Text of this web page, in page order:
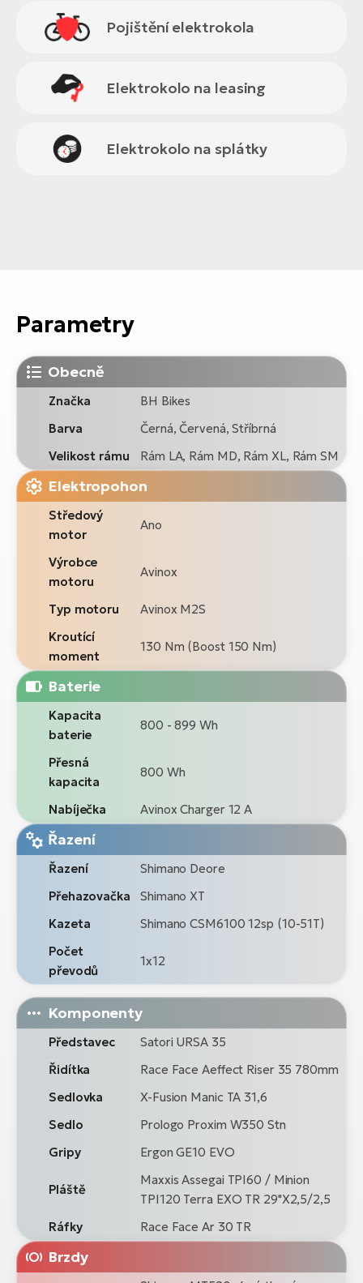
Pojištění elektrokola
Elektrokolo na leasing
Elektrokolo na splátky
Parametry
Obecně
Značka
BH Bikes
Barva
Černá, Červená, Stříbrná
Velikost rámu
Rám LA, Rám MD, Rám XL, Rám SM
Elektropohon
Středový
motor
Ano
Výrobce
motoru
Avinox
Typ motoru
Avinox M2S
Kroutící
moment
130 Nm (Boost 150 Nm)
Baterie
Kapacita
baterie
800 - 899 Wh
Přesná
kapacita
800 Wh
Nabíječka Avinox Charger 12 A
Řazení
Řazení
Shimano Deore
Přehazovačka
Shimano XT
Kazeta
Shimano CSM6100 12sp (10-51T)
Počet
převodů
1x12
Komponenty
Představec
Satori URSA 35
Řidítka
Race Face Aeffect Riser 35 780mm
Sedlovka
X-Fusion Manic TA 31,6
Sedlo
Prologo Proxim W350 Stn
Gripy
Ergon GE10 EVO
Pláště
Maxxis Assegai TPI60 / Minion
TPI120 Terra EXO TR 29"X2,5/2,5
Ráfky
Race Face Ar 30 TR
Brzdy